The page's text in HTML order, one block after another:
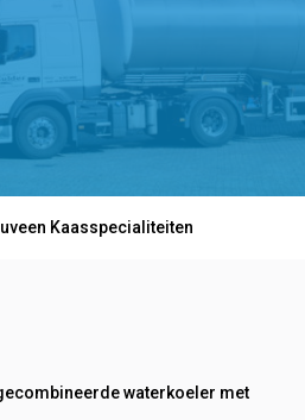
Kaasspecialiteiten
waterkoeler met